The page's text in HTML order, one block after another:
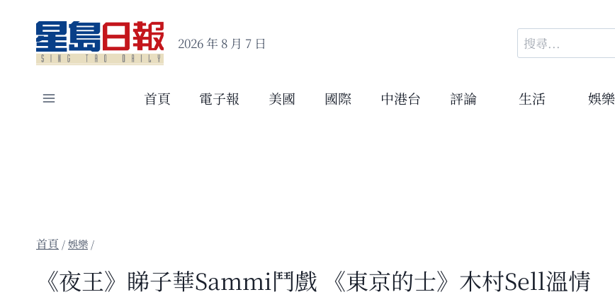
content
2026 年 8 月 7 日
搜
尋
鍵
首頁 電子報 美國 國際 中港台 評論 生活 娛樂
/娛樂 /
《夜王》睇子華Sammi鬥戲 《東京的士》木村Sell溫情